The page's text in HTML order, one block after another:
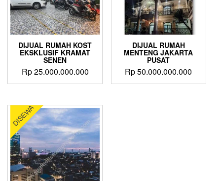
DIJUAL RUMAH KOST
EKSKLUSIF KRAMAT
SENEN
Rp25.000.000.000
DIJUAL RUMAH
MENTENG JAKARTA
PUSAT
Rp50.000.000.000
DISEWA